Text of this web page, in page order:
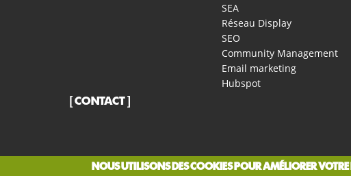
SEA
Réseau Display
SEO
Community Management
Email marketing
Hubspot
CONTACT
NOUS UTILISONS DES COOKIES POUR AMÉLIORER VOTRE